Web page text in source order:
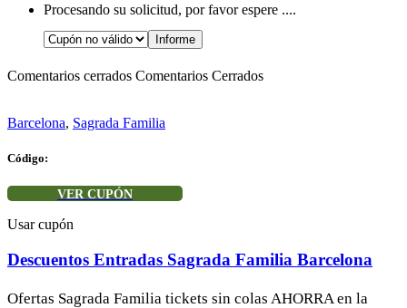
Procesando su solicitud, por favor espere ....
Comentarios cerrados Comentarios Cerrados
Barcelona, Sagrada Familia
Código:
VER CUPÓN
Usar cupón
Descuentos Entradas Sagrada Familia Barcelona
Ofertas Sagrada Familia tickets sin colas AHORRA en la